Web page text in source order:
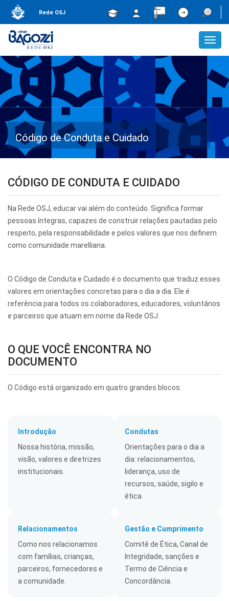
Rede OSJ
Código de Conduta e Cuidado
CÓDIGO DE CONDUTA E CUIDADO
Na Rede OSJ, educar vai além do conteúdo. Significa formar
pessoas íntegras, capazes de construir relações pautadas pelo
respeito, pela responsabilidade e pelos valores que nos definem
como comunidade marelliana.
O Código de Conduta e Cuidado é o documento que traduz esses
valores em orientações concretas para o dia a dia. Ele é
referência para todos os colaboradores, educadores, voluntários
e parceiros que atuam em nome da Rede OSJ.
O QUE VOCÊ ENCONTRA NO
DOCUMENTO
O Código está organizado em quatro grandes blocos:
Introdução
Nossa história, missão,
visão, valores e diretrizes
institucionais.
Condutas
Orientações para o dia a
dia: relacionamentos,
liderança, uso de
recursos, saúde, sigilo e
ética.
Relacionamentos
Como nos relacionamos
com famílias, crianças,
parceiros, fornecedores e
a comunidade.
Gestão e Cumprimento
Comitê de Ética, Canal de
Integridade, sanções e
Termo de Ciência e
Concordância.